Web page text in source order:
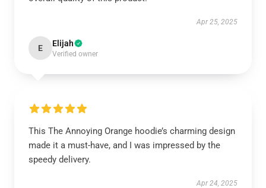
Apr 25, 2025
E Elijah
Verified owner
This The Annoying Orange hoodie’s charming design
made it a must-have, and I was impressed by the
speedy delivery.
Apr 24, 2025